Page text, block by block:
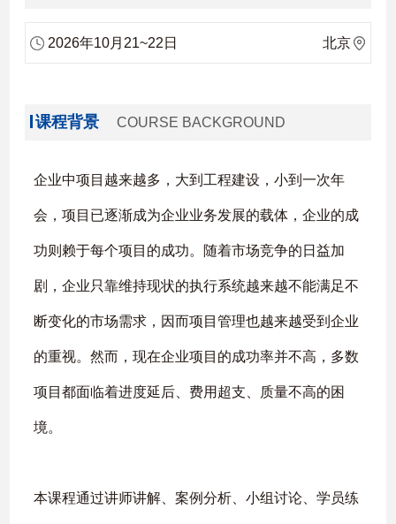
2026年10月21~22日 北京
课程背景 COURSE BACKGROUND
企业中项目越来越多，大到工程建设，小到一次年
会，项目已逐渐成为企业业务发展的载体，企业的成
功则赖于每个项目的成功。随着市场竞争的日益加
剧，企业只靠维持现状的执行系统越来越不能满足不
断变化的市场需求，因而项目管理也越来越受到企业
的重视。然而，现在企业项目的成功率并不高，多数
项目都面临着进度延后、费用超支、质量不高的困
境。
本课程通过讲师讲解、案例分析、小组讨论、学员练